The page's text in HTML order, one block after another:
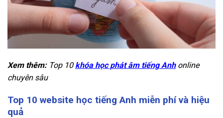
Xem thêm:Top 10 khóa học phát âm tiếng Anhonline
chuyên sâu
Top 10 website học tiếng Anh miễn phí và hiệu
quả